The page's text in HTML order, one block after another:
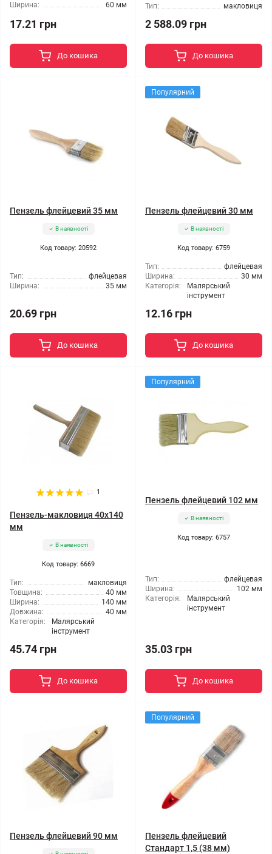
Ширина:
60 мм
17.21 грн
До кошика
Тип: макловиця
2 588.09 грн
До кошика
Пензель флейцевий 35 мм
В наявності
Код товару: 20592
Тип:
флейцевая
Ширина:
35 мм
20.69 грн
До кошика
Популярний
Пензель флейцевий 30 мм
В наявності
Код товару: 6759
Тип:
флейцевая
Ширина:
30 мм
Категорія:
Малярський
інструмент
12.16 грн
До кошика
1
Пензель-макловиця 40x140
мм
В наявності
Код товару: 6669
Тип:
макловиця
Товщина:
40 мм
Ширина:
140 мм
Довжина:
40 мм
Категорія:
Малярський
інструмент
45.74 грн
До кошика
Популярний
Пензель флейцевий 102 мм
В наявності
Код товару: 6757
Тип:
флейцевая
Ширина:
102 мм
Категорія:
Малярський
інструмент
35.03 грн
До кошика
Пензель флейцевий 90 мм
Популярний
Пензель флейцевий
Стандарт 1,5 (38 мм)